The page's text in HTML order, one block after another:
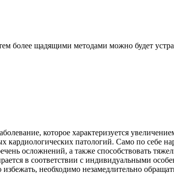
более щадящими методами можно будет
которое характеризуется
кардиологических патологий. Само по себе
осложнений, а также способствовать
в соответствии с индивидуальными
необходимо незамедлительно